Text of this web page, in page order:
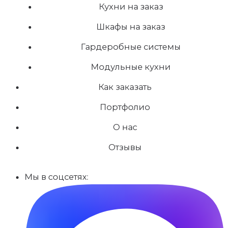
Кухни на заказ
Шкафы на заказ
Гардеробные системы
Модульные кухни
Как заказать
Портфолио
О нас
Отзывы
Мы в соцсетях: